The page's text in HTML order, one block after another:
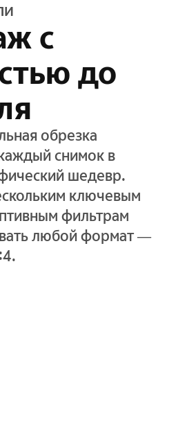
с
до
обрезка
снимок в
шедевр.
ключевым
фильтрам
любой формат —